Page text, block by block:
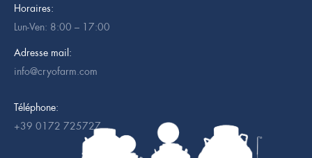
Horaires:
Lun-Ven: 8:00 – 17:00
Adresse mail:
info@cryofarm.com
Téléphone:
+39 0172 725727